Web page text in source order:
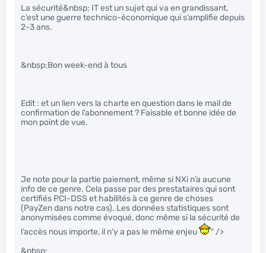
La sécurité&nbsp; IT est un sujet qui va en grandissant,
c’est une guerre technico-économique qui s’amplifie depuis
2-3 ans.
&nbsp;Bon week-end à tous
Edit : et un lien vers la charte en question dans le mail de
confirmation de l’abonnement ? Faisable et bonne idée de
mon point de vue.
Je note pour la partie paiement, même si NXi n’a aucune
info de ce genre. Cela passe par des prestataires qui sont
certifiés PCI-DSS et habilités à ce genre de choses
(PayZen dans notre cas). Les données statistiques sont
anonymisées comme évoqué, donc même si la sécurité de
l’accès nous importe, il n’y a pas le même enjeu
" />